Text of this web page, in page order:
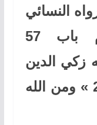
النسائي
وابوداود كتاب الصوم باب 57
زكي الدين
» ومن الله